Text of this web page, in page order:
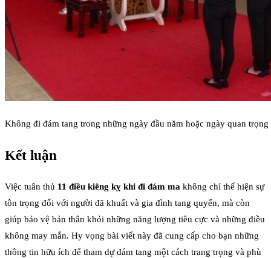
Không đi đám tang trong những ngày đầu năm hoặc ngày quan trọng
Kết luận
Việc tuân thủ 11 điều kiêng kỵ khi đi đám ma không chỉ thể hiện sự
tôn trọng đối với người đã khuất và gia đình tang quyến, mà còn
giúp bảo vệ bản thân khỏi những năng lượng tiêu cực và những điều
không may mắn. Hy vọng bài viết này đã cung cấp cho bạn những
thông tin hữu ích để tham dự đám tang một cách trang trọng và phù